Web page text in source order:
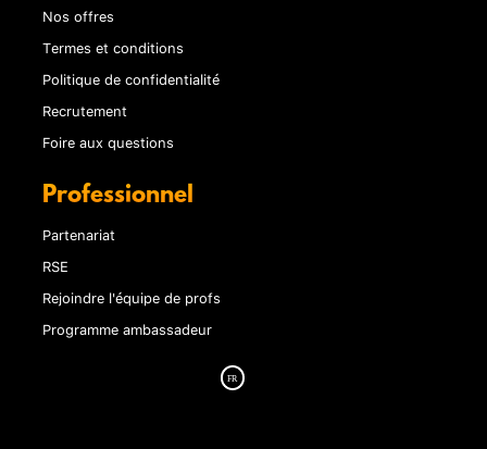
Nos offres
Termes et conditions
Politique de confidentialité
Recrutement
Foire aux questions
Professionnel
Partenariat
RSE
Rejoindre l'équipe de profs
Programme ambassadeur